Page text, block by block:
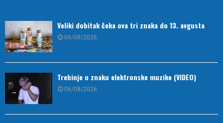
Veliki dobitak čeka ova tri znaka do 13. avgusta
06/08/2026
Trebinje u znaku elektronske muzike (VIDEO)
06/08/2026